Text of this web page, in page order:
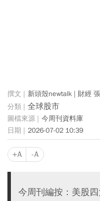
新頭殼newtalk | 財經
全球股市
今周刊資料庫
2026-07-02 10:39
+A -A
今周刊編按：美股